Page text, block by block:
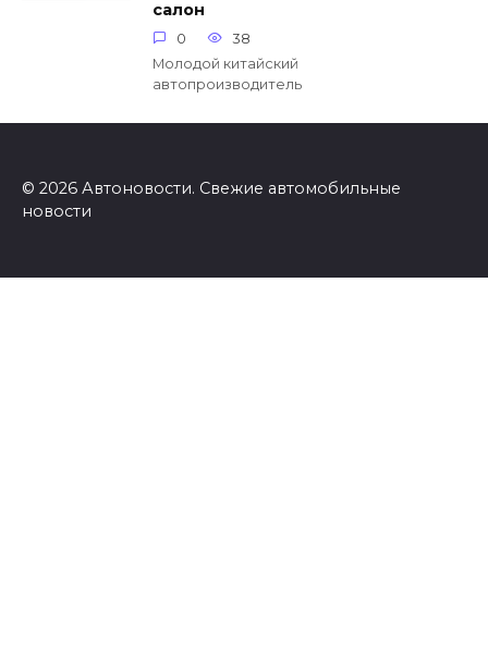
салон
0
38
Молодой китайский
автопроизводитель
© 2026 Автоновости. Свежие автомобильные
новости